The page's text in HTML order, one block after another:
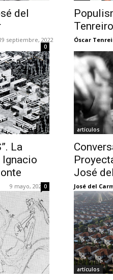
del
septiembre, 2022
0
Óscar
La
9 mayo, 20220
artículos
José
José del
artículos